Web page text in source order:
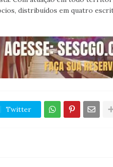
distribuídos em quatro
Twitter